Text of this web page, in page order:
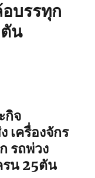
บรรทุก
น
กิจ
เครื่องจักร
รถพ่วง
น 25ตัน